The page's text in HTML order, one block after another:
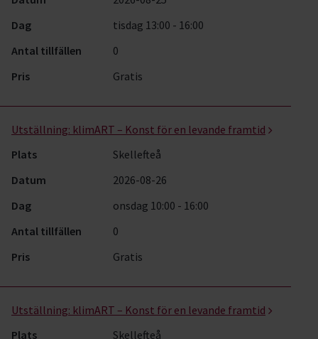
Dag
tisdag 13:00 - 16:00
Antal tillfällen
0
Pris
Gratis
Utställning: klimART – Konst för en levande framtid
Plats
Skellefteå
Datum
2026-08-26
Dag
onsdag 10:00 - 16:00
Antal tillfällen
0
Pris
Gratis
Utställning: klimART – Konst för en levande framtid
Plats
Skellefteå